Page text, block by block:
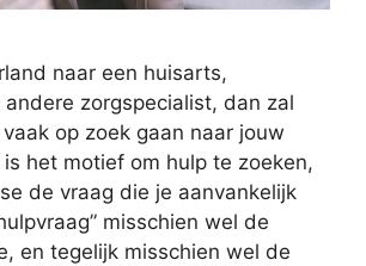
naar een huisarts,
zorgspecialist, dan zal
op zoek gaan naar jouw
het motief om hulp te zoeken,
de vraag die je aanvankelijk
misschien wel de
en tegelijk misschien wel de